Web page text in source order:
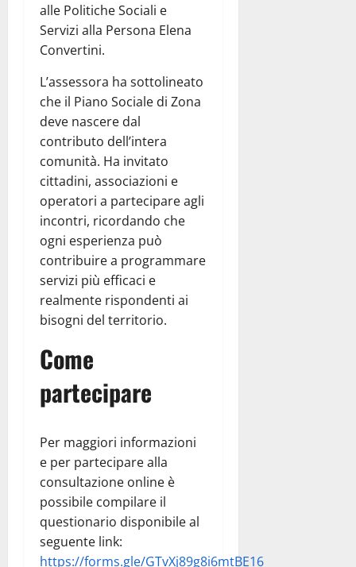
alle Politiche Sociali e
Servizi alla Persona Elena
Convertini.
L’assessora ha sottolineato
che il Piano Sociale di Zona
deve nascere dal
contributo dell’intera
comunità. Ha invitato
cittadini, associazioni e
operatori a partecipare agli
incontri, ricordando che
ogni esperienza può
contribuire a programmare
servizi più efficaci e
realmente rispondenti ai
bisogni del territorio.
Come
partecipare
Per maggiori informazioni
e per partecipare alla
consultazione online è
possibile compilare il
questionario disponibile al
seguente link:
https://forms.gle/GTvXj89g8i6mtBE16